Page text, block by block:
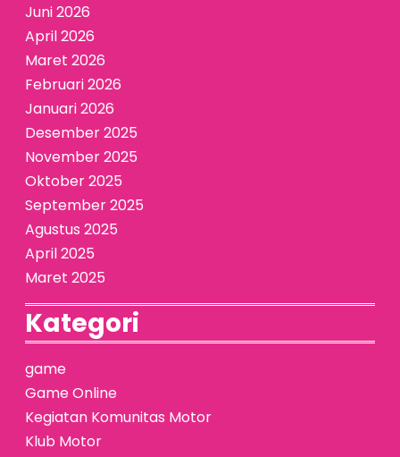
Juni 2026
April 2026
Maret 2026
Februari 2026
Januari 2026
Desember 2025
November 2025
Oktober 2025
September 2025
Agustus 2025
April 2025
Maret 2025
Kategori
game
Game Online
Kegiatan Komunitas Motor
Klub Motor